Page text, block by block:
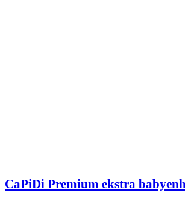
CaPiDi Premium ekstra